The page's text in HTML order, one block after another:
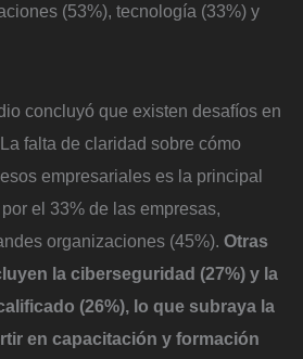
(53%), tecnología (33%) y
concluyó que existen desafíos en
falta de claridad sobre cómo
empresariales es la principal
el 33% de las empresas,
organizaciones (45%). Otras
la ciberseguridad (27%) y la
(26%), lo que subraya la
en capacitación y formación